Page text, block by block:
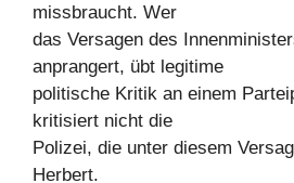
missbraucht. Wer
das Versagen des
anprangert, übt legitime
politische Kritik an einem
kritisiert nicht die
Polizei, die unter diesem
Herbert.